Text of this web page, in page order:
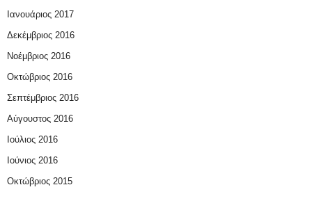
Ιανουάριος 2017
Δεκέμβριος 2016
Νοέμβριος 2016
Οκτώβριος 2016
Σεπτέμβριος 2016
Αύγουστος 2016
Ιούλιος 2016
Ιούνιος 2016
Οκτώβριος 2015